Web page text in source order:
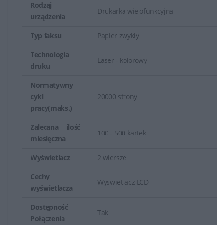
Rodzaj
urządzenia
Drukarka wielofunkcyjna
Typ faksu Papier zwykły
Technologia
druku
Laser - kolorowy
Normatywny
cykl
pracy(maks.)
20000 strony
Zalecana ilość
miesięczna
100 - 500 kartek
Wyświetlacz 2 wiersze
Cechy
wyświetlacza
Wyświetlacz LCD
Dostępność
Połączenia
Tak